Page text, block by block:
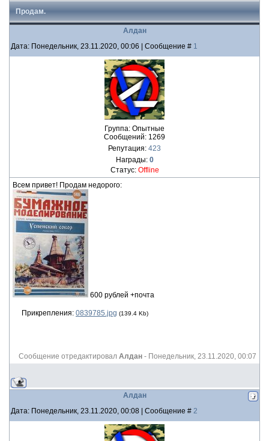
Продам.
Алдан
Дата: Понедельник, 23.11.2020, 00:06 | Сообщение # 1
Группа: Опытные
Сообщений: 1269
Репутация: 423
Награды: 0
Статус: Offline
Всем привет! Продам недорого:
600 рублей +почта
Прикрепления: 0839785.jpg (139.4 Kb)
Сообщение отредактировал Алдан - Понедельник, 23.11.2020, 00:07
Алдан
Дата: Понедельник, 23.11.2020, 00:08 | Сообщение # 2